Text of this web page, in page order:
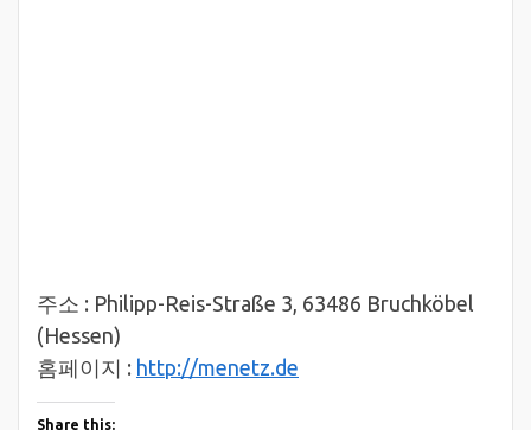
주소 : Philipp-Reis-Straße 3, 63486 Bruchköbel
(Hessen)
홈페이지 : http://menetz.de
Share this: